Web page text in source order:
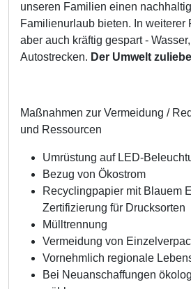
unseren Familien einen
Familienurlaub bieten. In weiterer
aber auch kräftig gespart -
Autostrecken. Der Umwelt
Maßnahmen zur Vermeidung /
und Ressourcen
Umrüstung auf LED-
Bezug von Ökostrom
Recyclingpapier mit Blauem
Zertifizierung für Drucksorten
Mülltrennung
Vermeidung von
Vornehmlich regionale
Bei Neuanschaffungen